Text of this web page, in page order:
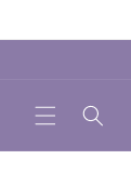
al contenido